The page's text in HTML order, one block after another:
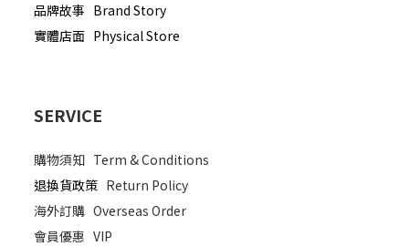
品牌故事 Brand Story
實體店面 Physical Store
SERVICE
購物須知 Term & Conditions
退換貨政策 Return Policy
海外訂購 Overseas Order
會員優惠 VIP